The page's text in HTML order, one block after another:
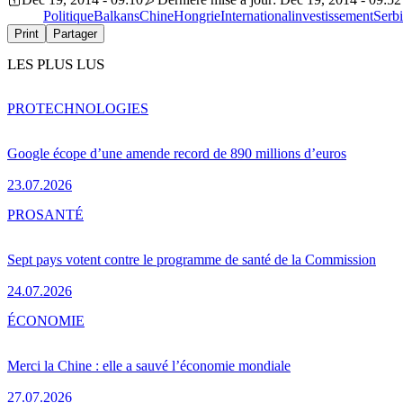
PolitiqueBalkansChineHongrieInternationalinvestissement
Print Partager
LES PLUS LUS
Google écope d’une amende record de 890 millions d’euros
23.07.2026
PROTECHNOLOGIES
Sept pays votent contre le programme de santé de la Commission
24.07.2026
PROSANTÉ
Merci la Chine : elle a sauvé l’économie mondiale
27.07.2026
ÉCONOMIE